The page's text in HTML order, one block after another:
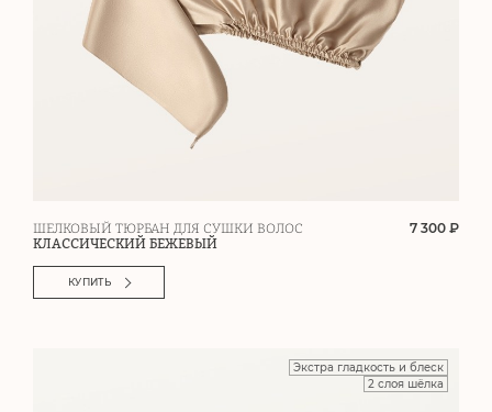
ШЕЛКОВЫЙ ТЮРБАН ДЛЯ СУШКИ ВОЛОС
КЛАССИЧЕСКИЙ БЕЖЕВЫЙ
7 300 ₽
КУПИТЬ
Экстра гладкость и блеск
2 слоя шёлка